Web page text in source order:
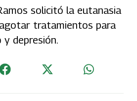
solicitó la eutanasia
tratamientos para
depresión.